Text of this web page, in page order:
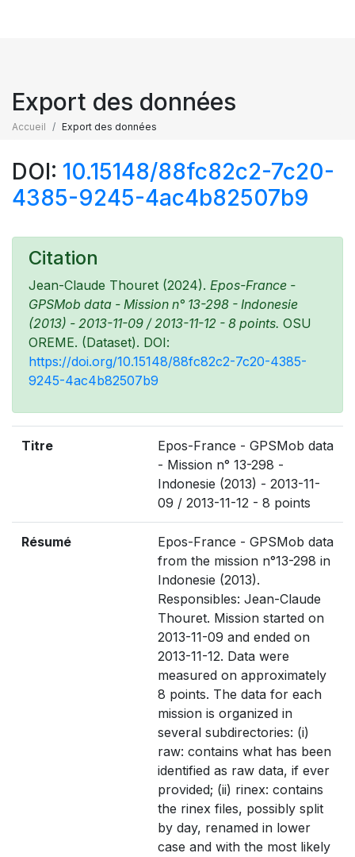
Export des données
Accueil Export des données
DOI: 10.15148/88fc82c2-7c20-
4385-9245-4ac4b82507b9
Citation
Jean-Claude Thouret (2024). Epos-France -
GPSMob data - Mission n° 13-298 - Indonesie
(2013) - 2013-11-09 / 2013-11-12 - 8 points. OSU
OREME. (Dataset). DOI:
https://doi.org/10.15148/88fc82c2-7c20-4385-
9245-4ac4b82507b9
Titre
Epos-France - GPSMob data
- Mission n° 13-298 -
Indonesie (2013) - 2013-11-
09 / 2013-11-12 - 8 points
Résumé
Epos-France - GPSMob data
from the mission n°13-298 in
Indonesie (2013).
Responsibles: Jean-Claude
Thouret. Mission started on
2013-11-09 and ended on
2013-11-12. Data were
measured on approximately
8 points. The data for each
mission is organized in
several subdirectories: (i)
raw: contains what has been
identified as raw data, if ever
provided; (ii) rinex: contains
the rinex files, possibly split
by day, renamed in lower
case and with the most likely